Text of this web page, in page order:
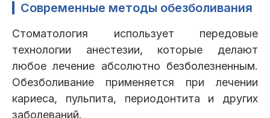
Гарантии Информация О компании
Современные методы обезболивания
Стоматология использует передовые
технологии анестезии, которые делают
любое лечение абсолютно безболезненным.
Обезболивание применяется при лечении
кариеса, пульпита, периодонтита и других
заболеваний.